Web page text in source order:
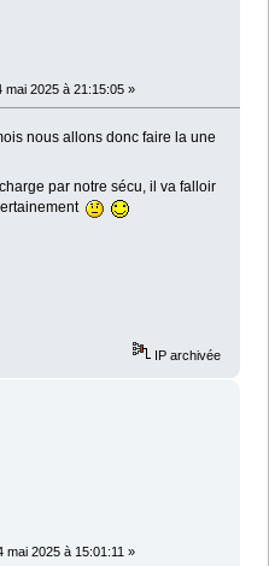
mai 2025 à 21:15:05 »
nous allons donc faire la une
par notre sécu, il va falloir
IP archivée
mai 2025 à 15:01:11 »